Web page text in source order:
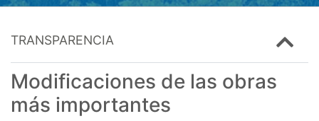
TRANSPARENCIA
Modificaciones de las obras
más importantes